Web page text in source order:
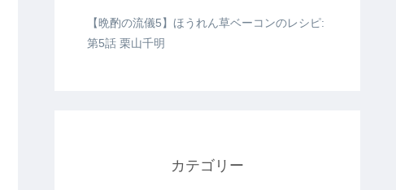
【晩酌の流儀5】ほうれん草ベーコンのレシピ:
第5話 栗山千明
カテゴリー